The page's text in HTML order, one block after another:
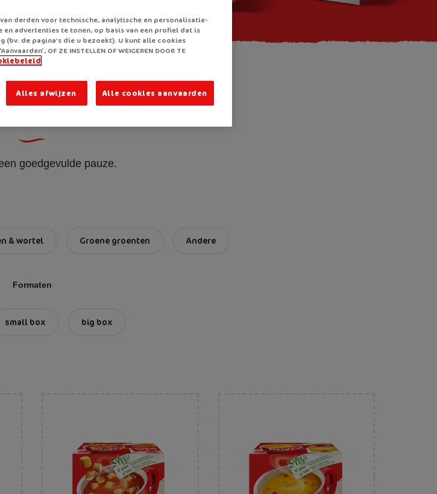
je zin in?
goedgevulde pauze.
& wortel Groene groenten Andere
Formaten
small box big box
derden voor technische, analytische en personalisatie-
en advertenties te tonen, op basis van een profiel dat is
(bv. de pagina's die u bezoekt). U kunt alle cookies
OF ZE INSTELLEN OF WEIGEREN DOOR TE
Alles afwijzen Alle cookies aanvaarden